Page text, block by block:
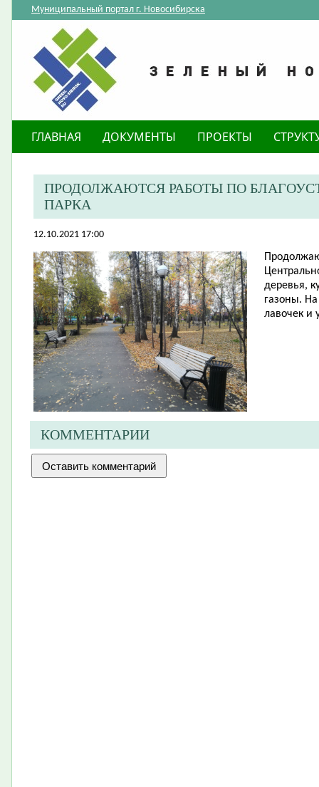
Муниципальный портал г. Новосибирска
ГЛАВНАЯ ДОКУМЕНТЫ ПРОЕКТЫ
ПРОДОЛЖАЮТСЯ РАБОТЫ ПО
ПАРКА
12.10.2021 17:00
деревья,
газоны.
лавочек и
КОММЕНТАРИИ